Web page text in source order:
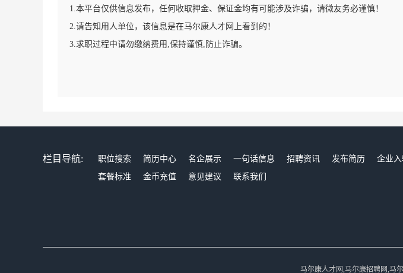
1.本平台仅供信息发布，任何收取押金、保证金均有可能涉及诈骗，请微友务必谨慎！
2.请告知用人单位，该信息是在马尔康人才网上看到的！
3.求职过程中请勿缴纳费用,保持谨慎,防止诈骗。
栏目导航: 职位搜索 简历中心 名企展示 一句话信息 招聘资讯 发布简历 企业
套餐标准
金币充值 意见建议 联系我们
马尔康人才网,马尔康招聘网,马